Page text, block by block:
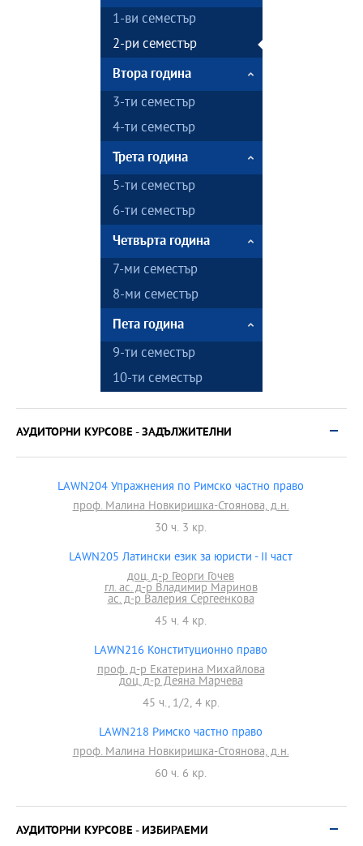
1-ви семестър
2-ри семестър
Втора година
3-ти семестър
4-ти семестър
Трета година
5-ти семестър
6-ти семестър
Четвърта година
7-ми семестър
8-ми семестър
Пета година
9-ти семестър
10-ти семестър
АУДИТОРНИ КУРСОВЕ - ЗАДЪЛЖИТЕЛНИ
LAWN204 Упражнения по Римско частно право
проф. Малина Новкиришка-Стоянова, д.н.
30 ч. 3 кр.
LAWN205 Латински език за юристи - II част
доц. д-р Георги Гочев
гл. ас. д-р Владимир Маринов
ас. д-р Валерия Сергеенкова
45 ч. 4 кр.
LAWN216 Конституционно право
проф. д-р Екатерина Михайлова
доц. д-р Деяна Марчева
45 ч., 1/2, 4 кр.
LAWN218 Римско частно правo
проф. Малина Новкиришка-Стоянова, д.н.
60 ч. 6 кр.
АУДИТОРНИ КУРСОВЕ - ИЗБИРАEМИ